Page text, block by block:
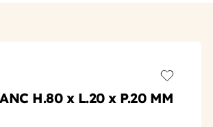
H.80 x L.20 x P.20 MM